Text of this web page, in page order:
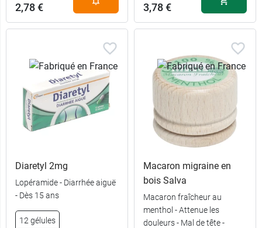
2,78 € 3,78 €
Diaretyl 2mg
Lopéramide - Diarrhée aiguë
- Dès 15 ans
12 gélules
Macaron migraine en
bois Salva
Macaron fraîcheur au
menthol - Attenue les
douleurs - Mal de tête -